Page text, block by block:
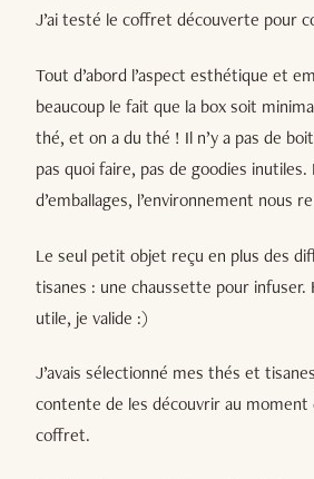
J’ai testé le coffret découverte pour
Tout d’abord l’aspect esthétique et
beaucoup le fait que la box soit
thé, et on a du thé ! Il n’y a pas de
pas quoi faire, pas de goodies inutiles.
d’emballages, l’environnement nous
Le seul petit objet reçu en plus des
tisanes : une chaussette pour infuser.
utile, je valide :)
J’avais sélectionné mes thés et
contente de les découvrir au moment
coffret.